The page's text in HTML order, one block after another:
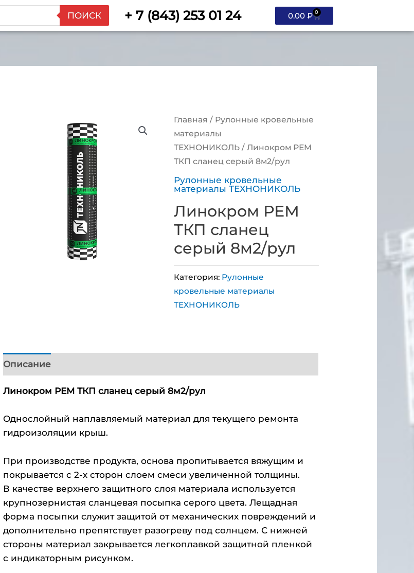
ПОИСК + 7 (843) 253 01 24 0.00 ₽ 0
Главная / Рулонные кровельные
материалы
ТЕХНОНИКОЛЬ/ Линокром РЕМ
ТКП сланец серый 8м2/рул
Рулонные кровельные
материалы ТЕХНОНИКОЛЬ
Линокром РЕМ
ТКП сланец
серый 8м2/рул
Категория: Рулонные
кровельные материалы
ТЕХНОНИКОЛЬ
Описание
Линокром РЕМ ТКП сланец серый 8м2/рул
Однослойный наплавляемый материал для текущего ремонта
гидроизоляции крыш.
При производстве продукта, основа пропитывается вяжущим и
покрывается с 2-х сторон слоем смеси увеличенной толщины.
В качестве верхнего защитного слоя материала используется
крупнозернистая сланцевая посыпка серого цвета. Лещадная
форма посыпки служит защитой от механических повреждений и
дополнительно препятствует разогреву под солнцем. С нижней
стороны материал закрывается легкоплавкой защитной пленкой
с индикаторным рисунком.